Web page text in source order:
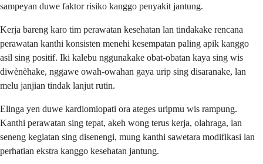
sampeyan duwe faktor risiko kanggo penyakit jantung.
Kerja bareng karo tim perawatan kesehatan lan tindakake rencana
perawatan kanthi konsisten menehi kesempatan paling apik kanggo
asil sing positif. Iki kalebu nggunakake obat-obatan kaya sing wis
diwènèhake, nggawe owah-owahan gaya urip sing disaranake, lan
melu janjian tindak lanjut rutin.
Elinga yen duwe kardiomiopati ora ateges uripmu wis rampung.
Kanthi perawatan sing tepat, akeh wong terus kerja, olahraga, lan
seneng kegiatan sing disenengi, mung kanthi sawetara modifikasi lan
perhatian ekstra kanggo kesehatan jantung.